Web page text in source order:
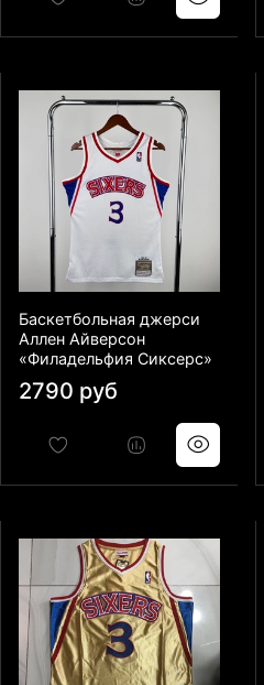
Баскетбольная джерси
Аллен Айверсон
«Филадельфия Сиксерс»
2790 руб